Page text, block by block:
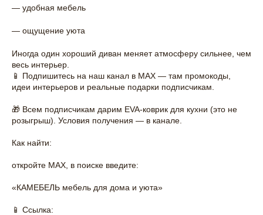
— удобная мебель
— ощущение уюта
Иногда один хороший диван меняет атмосферу сильнее, чем
весь интерьер.
📱 Подпишитесь на наш канал в МАХ — там промокоды,
идеи интерьеров и реальные подарки подписчикам.
🎁 Всем подписчикам дарим EVA-коврик для кухни (это не
розыгрыш). Условия получения — в канале.
Как найти:
откройте МАХ, в поиске введите:
«КАМЕБЕЛЬ мебель для дома и уюта»
📱 Ссылка: